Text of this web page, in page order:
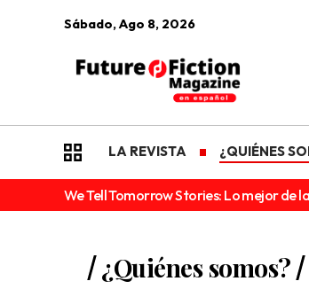
Sábado, Ago 8, 2026
LA REVISTA ¿QUIÉNES
We Tell Tomorrow Stories: Lo mejor de
¿Quiénes somos?